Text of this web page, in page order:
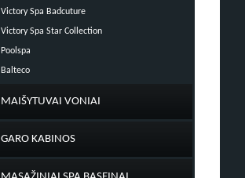
Victory Spa Badcuture
Victory Spa Star Collection
Poolspa
Balteco
MAIŠYTUVAI VONIAI
GARO KABINOS